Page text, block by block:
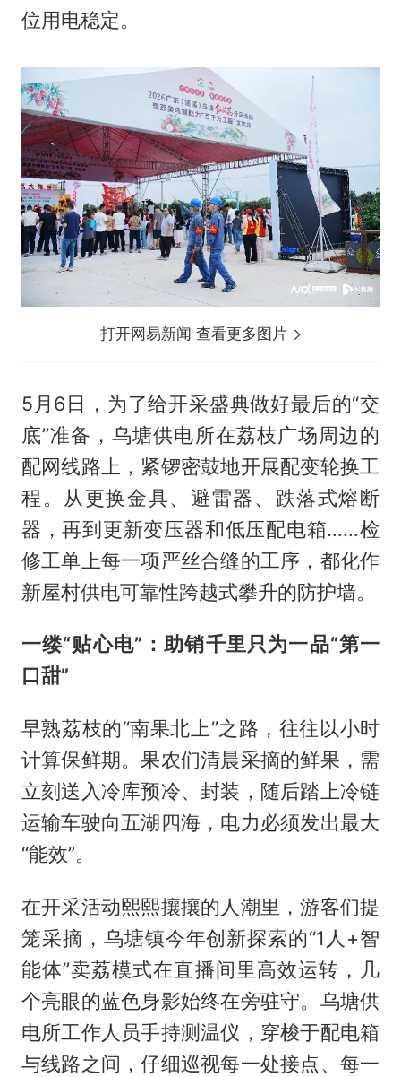
位用电稳定。
打开网易新闻 查看更多图片
5月6日，为了给开采盛典做好最后的“交
底”准备，乌塘供电所在荔枝广场周边的
配网线路上，紧锣密鼓地开展配变轮换工
程。从更换金具、避雷器、跌落式熔断
器，再到更新变压器和低压配电箱……检
修工单上每一项严丝合缝的工序，都化作
新屋村供电可靠性跨越式攀升的防护墙。
一缕“贴心电”：助销千里只为一品“第一
口甜”
早熟荔枝的“南果北上”之路，往往以小时
计算保鲜期。果农们清晨采摘的鲜果，需
立刻送入冷库预冷、封装，随后踏上冷链
运输车驶向五湖四海，电力必须发出最大
“能效”。
在开采活动熙熙攘攘的人潮里，游客们提
笼采摘，乌塘镇今年创新探索的“1人+智
能体”卖荔模式在直播间里高效运转，几
个亮眼的蓝色身影始终在旁驻守。乌塘供
电所工作人员手持测温仪，穿梭于配电箱
与线路之间，仔细巡视每一处接点、每一